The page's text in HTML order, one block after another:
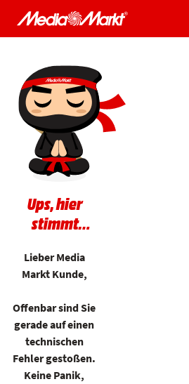
Ups, hier
stimmt
etwas nicht.
Lieber Media
Markt Kunde,
Offenbar sind Sie
gerade auf einen
technischen
Fehler gestoßen.
Keine Panik,